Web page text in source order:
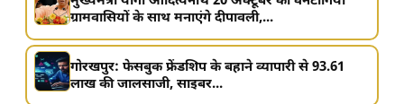
ग्रामवासियों के साथ मनाएंगे दीपावली,...
गोरखपुर: फेसबुक फ्रेंडशिप के बहाने व्यापारी से 93.61
लाख की जालसाजी, साइबर...